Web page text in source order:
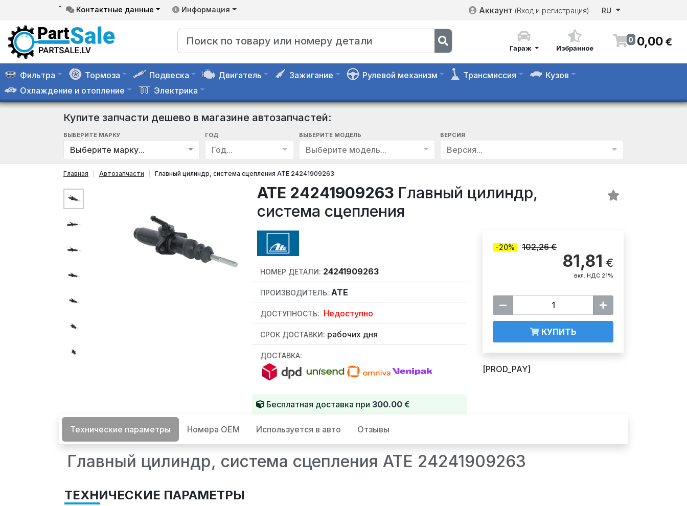
- Контактные данные Информация Аккаунт (Вход и регистрация) RU
Гараж Избранное
0 0,00 €
Фильтра Тормоза Подвеска Двигатель Зажигание Рулевой механизм Трансмиссия
Кузов
Охлаждение и отопление
Электрика
Купите запчасти дешево в магазине автозапчастей:
ВЫБЕРИТЕ МАРКУ
Выберите марку...
ГОД
Год...
ВЫБЕРИТЕ МОДЕЛЬ
Выберите модель...
ВЕРСИЯ
Версия...
Главная Автозапчасти Главный цилиндр, система сцепления ATE 24241909263
ATE 24241909263 Главный цилиндр,
система сцепления
НОМЕР ДЕТАЛИ: 24241909263
ПРОИЗВОДИТЕЛЬ: ATE
ДОСТУПНОСТЬ: Недоступно
СРОК ДОСТАВКИ: рабочих дня
ДОСТАВКА:
Бесплатная доставка при 300.00€
-20% 102,26 €
81,81 €
вкл. НДС 21%
КУПИТЬ
[PROD_PAY]
Технические параметры Номера OEM Используется в авто Отзывы
Главный цилиндр, система сцепления ATE 24241909263
ТЕХНИЧЕСКИЕ ПАРАМЕТРЫ